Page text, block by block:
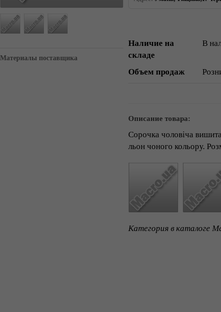
Материалы поставщика
Наличие на
складе
В
Объем продаж
Описание товара:
Сорочка чоловіча
льон чоного кольору.
Категория в каталоге